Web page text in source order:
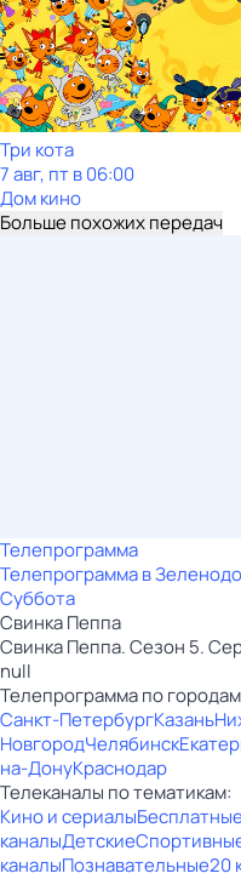
Три кота
7 авг, пт в 06:00
Дом кино
Больше похожих передач
Телепрограмма
Телепрограмма в
Суббота
Свинка Пеппа
Свинка Пеппа. Сезон 5.
null
Телепрограмма по
Санкт-ПетербургКазань
НовгородЧелябинск
на-ДонуКраснодар
Телеканалы по тематикам:
Кино и сериалыБесплатные
каналыДетские
каналыПознавательные20